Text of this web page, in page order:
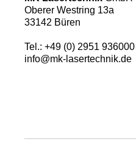
Oberer Westring 13a
33142 Büren
Tel.: +49 (0) 2951 936000
info@mk-lasertechnik.de